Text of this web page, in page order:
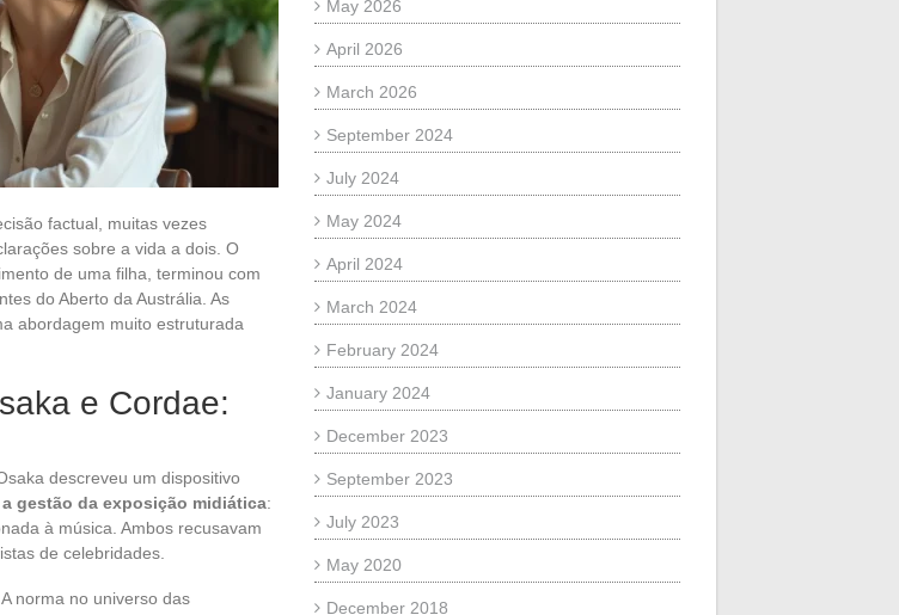
factual, muitas vezes
sobre a vida a dois. O
de uma filha, terminou com
do Aberto da Austrália. As
abordagem muito estruturada
e Cordae:
descreveu um dispositivo
gestão da exposição midiática:
à música. Ambos recusavam
de celebridades.
norma no universo das
May 2026
April 2026
March 2026
September 2024
July 2024
May 2024
April 2024
March 2024
February 2024
January 2024
December 2023
September 2023
July 2023
May 2020
December 2018